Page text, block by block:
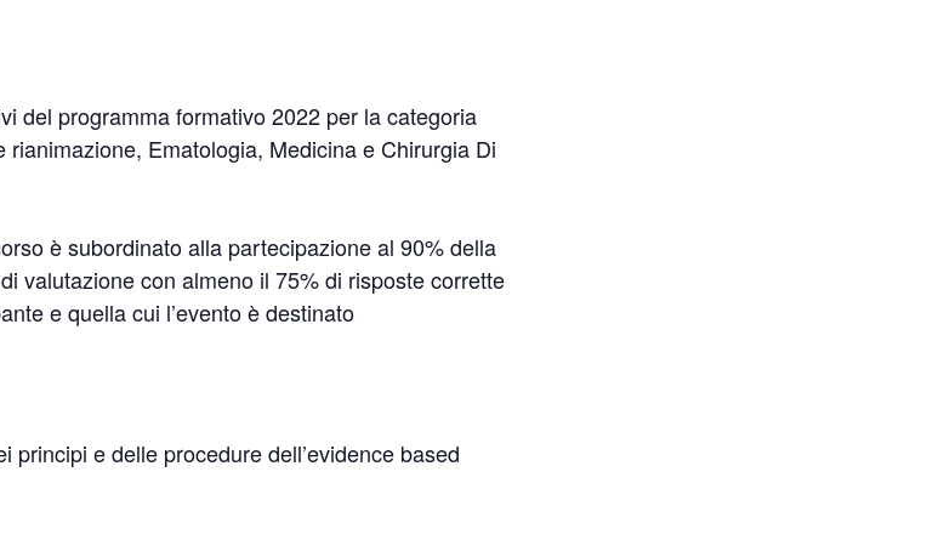
del programma formativo 2022 per la categoria
Ematologia, Medicina e Chirurgia Di
è subordinato alla partecipazione al 90% della
valutazione con almeno il 75% di risposte corrette
e quella cui l’evento è destinato
e delle procedure dell’evidence based